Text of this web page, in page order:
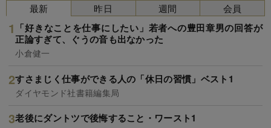
最新
「好きなことを仕事にしたい」若者への豊田章男の回答が
正論すぎて、ぐうの音も出なかった
小倉健一
すさまじく仕事ができる人の「休日の習慣」ベスト1
ダイヤモンド社書籍編集局
老後にダントツで後悔すること・ワースト1
昨日 週間 会員